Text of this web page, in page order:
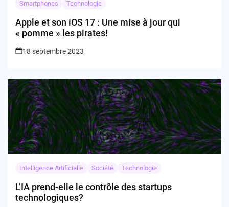
Smartphones Technologie
Apple et son iOS 17 : Une mise à jour qui
« pomme » les pirates!
18 septembre 2023
Intelligence Artificielle Société Technologie
L’IA prend-elle le contrôle des startups
technologiques?